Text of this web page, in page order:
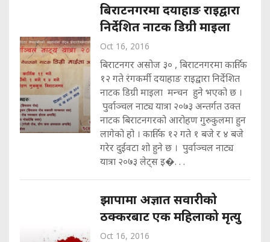
बिराटनगरमा दयाहाङ राइद्वारा
निर्देशित नाटक डिग्री माइला
Oct 16, 2016
बिराटनगर असोज ३० , बिराटनगरमा कार्तिक
१२ गते रंगकर्मी दयाहाङ राइद्वारा निर्देशित
नाटक डिग्री माइला मन्चन हुने भएको छ ।
पुर्वाञ्चल नाट्य यात्रा २०७३ अन्तर्गत उक्त
नाटक बिराटनगरको आरोहण गुरुकुलमा हुन
लागेको हो । कार्तिक १२ गते १ बजे र ४ बजे
गरेर दुईवटा शो हुने छ । पुर्वाञ्चल नाट्य
यात्रा २०७३ लेट्स इ�. . .
झापामा अज्ञात सवारीको
ठक्करबाट एक महिलाको मृत्यु
Oct 16, 2016